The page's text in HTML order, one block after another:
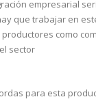
empresarial
que trabajar en
como
sector
para esta